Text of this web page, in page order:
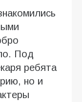
Под
ребята
но и